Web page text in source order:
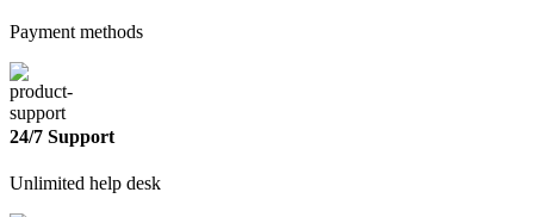
Payment methods
24/7 Support
Unlimited help desk